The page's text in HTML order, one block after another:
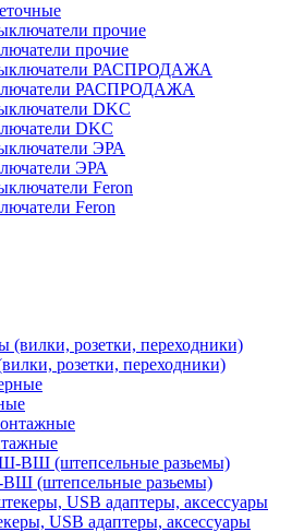
прочие
РАСПРОДАЖА
DKC
ЭРА
Feron
розетки, переходники)
(штепсельные разьемы)
USB адаптеры, аксессуары